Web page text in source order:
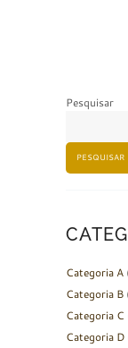
Pesquisar
PESQUISAR
Categoria A
Categoria B
Categoria C
Categoria D